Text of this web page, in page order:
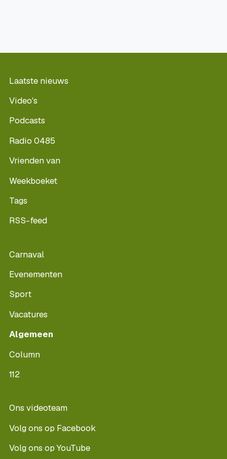
Laatste nieuws
Video's
Podcasts
Radio 0485
Vrienden van
Weekboeket
Tags
RSS-feed
Carnaval
Evenementen
Sport
Vacatures
Algemeen
Column
112
Ons videoteam
Volg ons op Facebook
Volg ons op YouTube